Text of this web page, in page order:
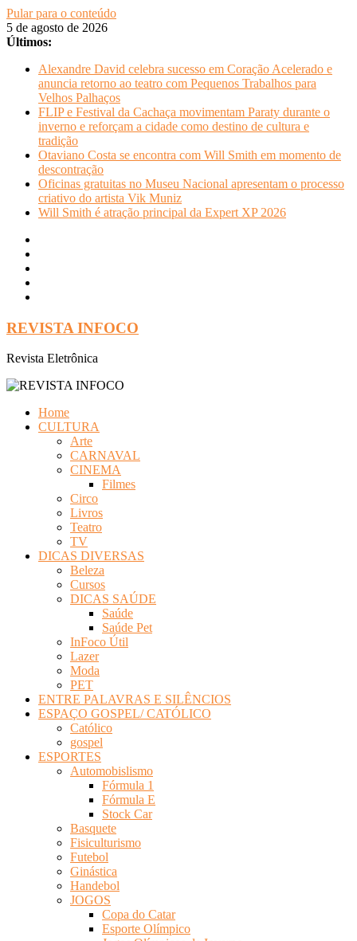
Pular para o conteúdo
5 de agosto de 2026
Últimos:
Alexandre David celebra sucesso em Coração Acelerado e
anuncia retorno ao teatro com Pequenos Trabalhos para
Velhos Palhaços
FLIP e Festival da Cachaça movimentam Paraty durante o
inverno e reforçam a cidade como destino de cultura e
tradição
Otaviano Costa se encontra com Will Smith em momento de
descontração
Oficinas gratuitas no Museu Nacional apresentam o processo
criativo do artista Vik Muniz
Will Smith é atração principal da Expert XP 2026
REVISTA INFOCO
Revista Eletrônica
Home
CULTURA
Arte
CARNAVAL
CINEMA
Filmes
Circo
Livros
Teatro
TV
DICAS DIVERSAS
Beleza
Cursos
DICAS SAÚDE
Saúde
Saúde Pet
InFoco Útil
Lazer
Moda
PET
ENTRE PALAVRAS E SILÊNCIOS
ESPAÇO GOSPEL/ CATÓLICO
Católico
gospel
ESPORTES
Automobislismo
Fórmula 1
Fórmula E
Stock Car
Basquete
Fisiculturismo
Futebol
Ginástica
Handebol
JOGOS
Copa do Catar
Esporte Olímpico